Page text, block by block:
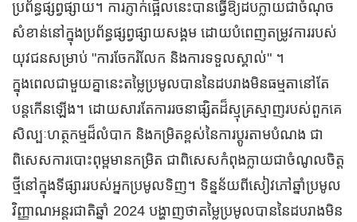
ប្រព័ន្ធផ្សព្វផ្សាយ។ ការភ្ញាក់ផ្អើលនេះបានធ្វើឱ្យដបក្លាយជាចំណុច
សំខាន់នៅក្នុងប្រព័ន្ធផ្សព្វផ្សាយសង្គម ដោយបំពេញតម្រូវការរបស់
យុវជនសម្រាប់ "ការចែករំលែក និងការទទួលស្គាល់" ។
ក្នុងពេលជាមួយគ្នានេះតម្លៃប្រមូលបាននៃដបរាងមិនធម្មតានៅតែ
បន្តកើនឡើង។ ដោយសារតែការរចនាផ្សិតដ៏ស្មុគ្រស្មាញរបស់ពួកគេ
សិល្បៈហត្ថកម្មដ៏លំបាក និងកម្រិតខ្ពស់នៃការប្ដូរតាមបំណង ជា
ពិសេសការបោះពុម្ពមានកម្រិត ជាពិសេសកំពុងក្លាយជាចំណូលចិត្ត
ថ្មីនៅក្នុងទីផ្សាររបស់អ្នកប្រមូលទិញ។ ទិន្នន័យពីសៀវភៅឆ្នាំប្រមូល
វិញ្ញាណអន្តរជាតិឆ្នាំ 2024 បង្ហាញថាតម្លៃប្រមូលបាននៃដបរាងមិន